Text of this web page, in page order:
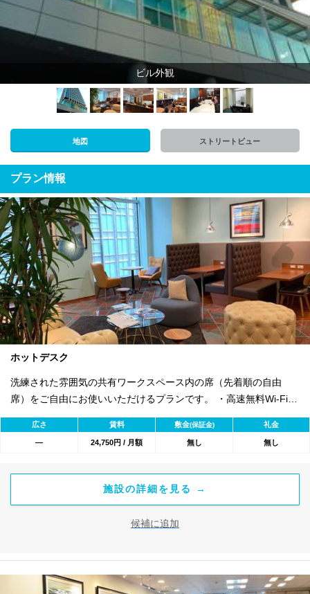
ビル外観
地図 ストリートビュー
プラン情報
ホットデスク
洗練された雰囲気の共有ワークスペース内の席（先着順の自由
席）をご自由にお使いいただけるプランです。 ・高速無料Wi-Fi
・フリードリンク（コーヒー、紅茶、フルーツウォーター） ・プ
リンタ、コピー機、スキャナをすべてのデスクから利用可 ・オプ
ションサービス:貸し住所オプション、電話秘書代行オプション
広さ 賃料 敷金(保証金) 礼金
― 24,750円 / 月額 無し 無し
施設の詳細を見る →
候補に追加